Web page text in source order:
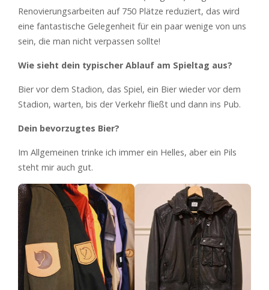
Renovierungsarbeiten auf 750 Plätze reduziert, das wird
eine fantastische Gelegenheit für ein paar wenige von uns
sein, die man nicht verpassen sollte!
Wie sieht dein typischer Ablauf am Spieltag aus?
Bier vor dem Stadion, das Spiel, ein Bier wieder vor dem
Stadion, warten, bis der Verkehr fließt und dann ins Pub.
Dein bevorzugtes Bier?
Im Allgemeinen trinke ich immer ein Helles, aber ein Pils
steht mir auch gut.